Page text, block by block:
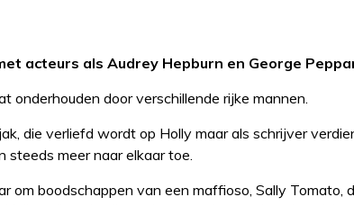
acteurs als Audrey Hepburn en George
onderhouden door verschillende rijke mannen.
die verliefd wordt op Holly maar als schrijver
steeds meer naar elkaar toe.
om boodschappen van een maffioso, Sally Tomato,